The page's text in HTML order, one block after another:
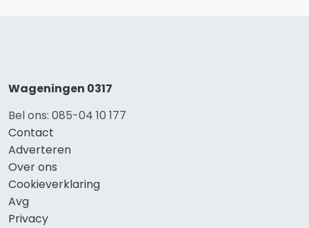
Wageningen 0317
Bel ons: 085-04 10 177
Contact
Adverteren
Over ons
Cookieverklaring
Avg
Privacy